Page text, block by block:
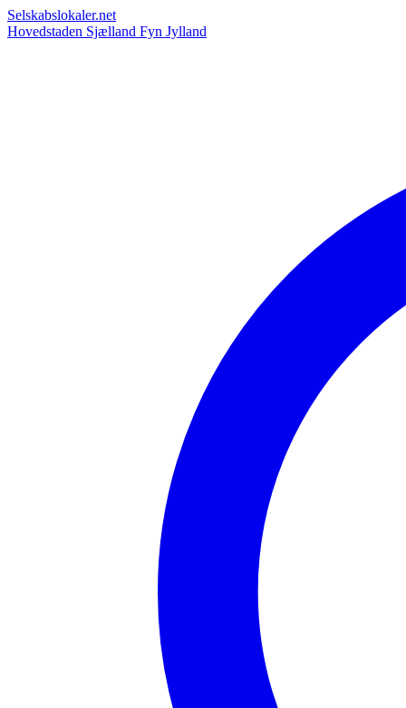
Selskabslokaler.net
Hovedstaden Sjælland Fyn Jylland